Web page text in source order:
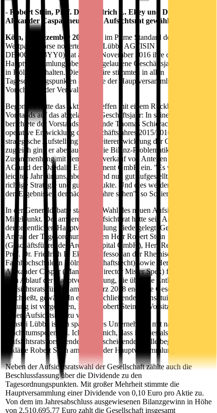
- Robert Stein, Prof. Dr. Friedrich L. Ekey und Dr. Mirko
Alexander Caspar neu in den Aufsichtsrat gewählt
Köln, 01. Dezember 2016.
Die im Prime Standard der Frankfurter
Wertpapierbörse notierte Bastei Lübbe AG (ISIN
DE000A1X3YY0) hat am 30. November 2016 ihre ordentliche
Hauptversammlung über das abgelaufene Geschäftsjahr 2015/2016
in Köln abgehalten. Die Aktionäre stimmten in allen
Tagesordnungspunkten am Ende der Hauptversammlung den
Vorschlägen der Verwaltung zu.
Begonnen hatte das Aktionärstreffen mit einem Rückblick des
Vorstands auf das abgelaufene Geschäftsjahr: In seiner Präsentation
berichtete der Vorstandsvorsitzende Thomas Schierack über die
operative Entwicklung des Geschäftsjahres 2015/2016, die
strategische Aufstellung und Weiterentwicklung der Gesellschaft,
zugleich ging er aber auch auf die Bilanz-Problematik im
Zusammenhang mit dem Weiterverkauf von Anteilen an der oolipo
AG und der Daedalic Entertainment GmbH ein. "Es war kein
leichtes Jahr für uns, aber wir sind nun gut aufgestellt, haben die
richtige Strategie und gute Produkte. Und dies werden wir auch in
den Ergebnissen der nächsten Jahre sehen", so Schierack.
In der Generaldebatte stand die Wahl des neuen Aufsichtsrats im
Mittelpunkt. Der amtierende Aufsichtsrat hatte sein Amt mit Ablauf
der ordentlichen Hauptversammlung niedergelegt. Gemäß dem
Antrag der Tagesordnung wurden Herr Robert Stein
(Geschäftsführer der Arcana Capital GmbH), Herr Rechtsanwalt
Prof. Dr. Friedrich L. Ekey (Professor an der Rheinischen
Fachhochschule in Köln, Wirtschaftsrecht) sowie Herr Dr. Mirko
Alexander Caspar (Managing Director Mister Spex) für die Zeit bis
zum Ablauf der Hauptversammlung, die über die Entlastung des
Aufsichtsrats für das am 31. März 2018 endende Geschäftsjahr
beschließt, gewählt. In einer anschließenden konstituierenden
Sitzung ist vorgesehen, Herrn Robert Stein als Vorsitzenden des
neuen Aufsichtsrats zu wählen.
"Bastei Lübbe ist ein spannendes Unternehmen mit nachhaltigem
Wachstumspotenzial. Ich freue mich, dass ich dies als designierter
Aufsichtsratsvorsitzender an entscheidender Stelle begleiten darf",
erklärte Robert Stein am Rande der Hauptversammlung.
Neben der Aufsichtsratswahl der Gesellschaft zählte auch die
Beschlussfassung über die Dividende zu den
Tagesordnungspunkten. Mit großer Mehrheit stimmte die
Hauptversammlung einer Dividende von 0,10 Euro pro Aktie zu.
Von dem im Jahresabschluss ausgewiesenen Bilanzgewinn in Höhe
von 2.510.695,77 Euro zahlt die Gesellschaft insgesamt